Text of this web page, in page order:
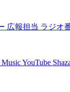
広報担当 ラジオ
MusicYouTube